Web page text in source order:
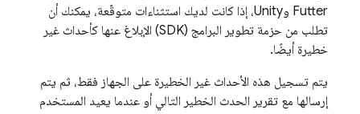
Futter وUnity، إذا كانت لديك استثناءات متوقّعة، يمكنك أن
تطلب من حزمة تطوير البرامج (SDK) الإبلاغ عنها كأحداث غير
خطيرة أيضًا.
يتم تسجيل هذه الأحداث غير الخطيرة على الجهاز فقط، ثم يتم
إرسالها مع تقرير الحدث الخطير التالي أو عندما يعيد المستخدم